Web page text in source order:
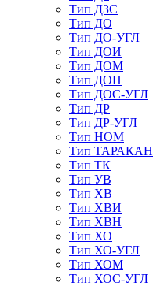
Тип ДЗС
Тип ДО
Тип ДО-УГЛ
Тип ДОИ
Тип ДОМ
Тип ДОН
Тип ДОС-УГЛ
Тип ДР
Тип ДР-УГЛ
Тип НОМ
Тип ТАРАКАН
Тип ТК
Тип УВ
Тип ХВ
Тип ХВИ
Тип ХВН
Тип ХО
Тип ХО-УГЛ
Тип ХОМ
Тип ХОС-УГЛ